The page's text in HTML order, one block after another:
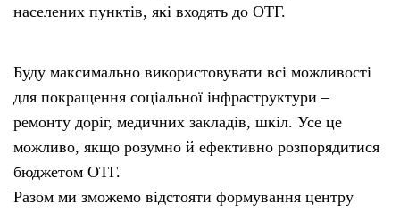
населених пунктів, які входять до ОТГ.
Буду максимально використовувати всі можливості
для покращення соціальної інфраструктури –
ремонту доріг, медичних закладів, шкіл. Усе це
можливо, якщо розумно й ефективно розпорядитися
бюджетом ОТГ.
Разом ми зможемо відстояти формування центру